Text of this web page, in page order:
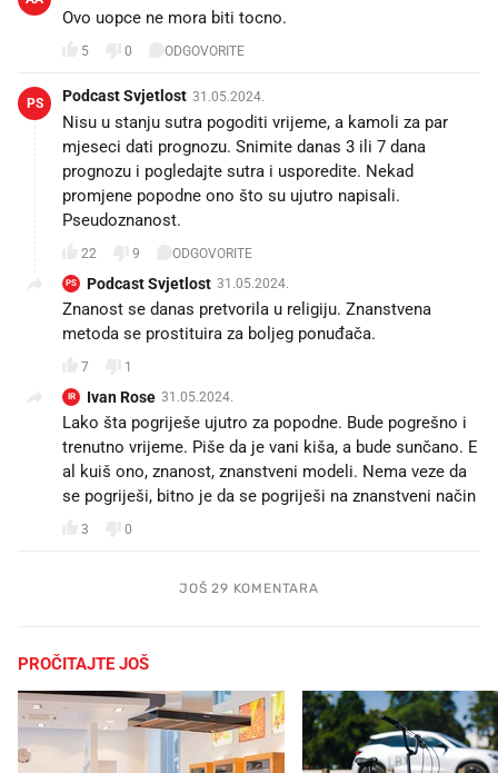
Ovo uopce ne mora biti tocno.
5 0 ODGOVORITE
PS Podcast Svjetlost 31.05.2024.
Nisu u stanju sutra pogoditi vrijeme, a kamoli za par
mjeseci dati prognozu. Snimite danas 3 ili 7 dana
prognozu i pogledajte sutra i usporedite. Nekad
promjene popodne ono što su ujutro napisali.
Pseudoznanost.
22 9 ODGOVORITE
PS Podcast Svjetlost 31.05.2024.
Znanost se danas pretvorila u religiju. Znanstvena
metoda se prostituira za boljeg ponuđača.
7 1
IR Ivan Rose 31.05.2024.
Lako šta pogriješe ujutro za popodne. Bude pogrešno i
trenutno vrijeme. Piše da je vani kiša, a bude sunčano. E
al kuiš ono, znanost, znanstveni modeli. Nema veze da
se pogriješi, bitno je da se pogriješi na znanstveni način
3 0
JOŠ 29 KOMENTARA
PROČITAJTE JOŠ